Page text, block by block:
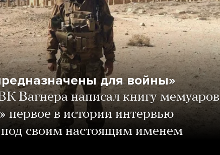
для войны»
Вагнера написал книгу мемуаров
первое в истории интервью
под своим настоящим именем